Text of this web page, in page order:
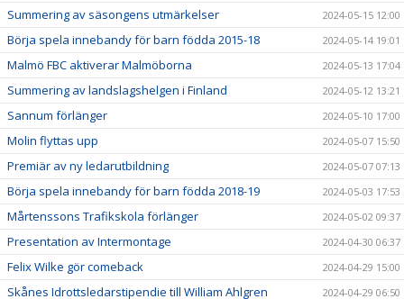
Summering av säsongens utmärkelser 2024-05-15 12:00
Börja spela innebandy för barn födda 2015-18 2024-05-14 19:01
Malmö FBC aktiverar Malmöborna 2024-05-13 17:04
Summering av landslagshelgen i Finland 2024-05-12 13:21
Sannum förlänger 2024-05-10 17:00
Molin flyttas upp 2024-05-07 15:50
Premiär av ny ledarutbildning 2024-05-07 07:13
Börja spela innebandy för barn födda 2018-19 2024-05-03 17:53
Mårtenssons Trafikskola förlänger 2024-05-02 09:37
Presentation av Intermontage 2024-04-30 06:37
Felix Wilke gör comeback 2024-04-29 15:00
Skånes Idrottsledarstipendie till William Ahlgren 2024-04-29 06:50